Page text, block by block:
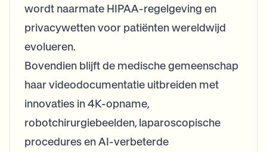
wordt naarmate HIPAA-regelgeving en
privacywetten voor patiënten wereldwijd
evolueren.
Bovendien blijft de medische gemeenschap
haar videodocumentatie uitbreiden met
innovaties in 4K-opname,
robotchirurgiebeelden, laparoscopische
procedures en AI-verbeterde